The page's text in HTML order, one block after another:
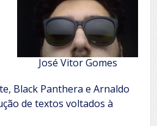
José Vitor Gomes
Black Panthera e Arnaldo
de textos voltados à